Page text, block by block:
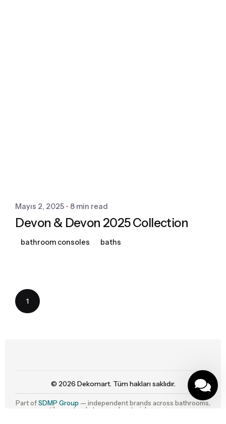
Mayıs 2, 2025 8 min read
Devon & Devon 2025 Collection
bathroom consoles baths
1
© 2026 Dekomart. Tüm hakları saklıdır.
Part ofSDMP Group — independent brands across bathrooms,
tiles, natural stone and material sourcing.